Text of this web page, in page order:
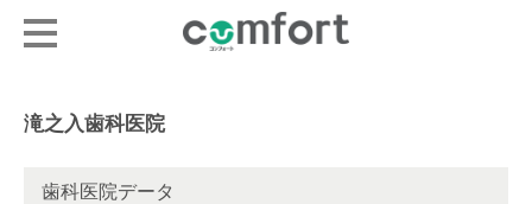
滝之入歯科医院
歯科医院データ